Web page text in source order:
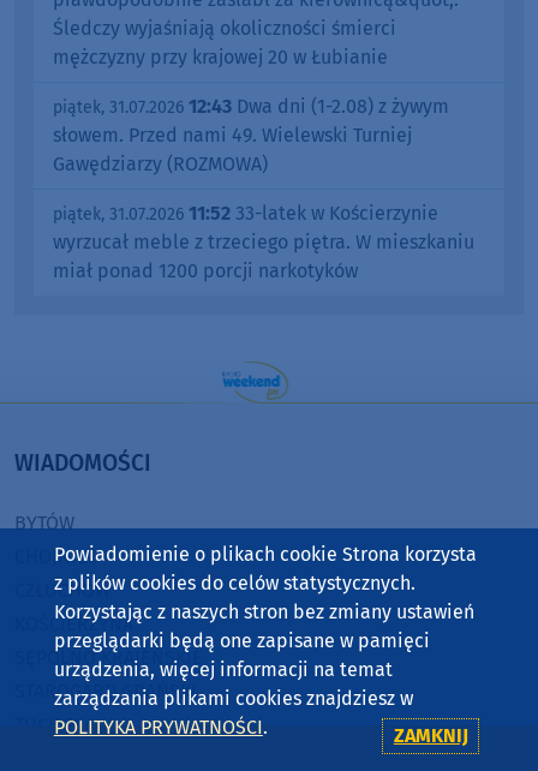
Śledczy wyjaśniają okoliczności śmierci
mężczyzny przy krajowej 20 w Łubianie
piątek, 31.07.2026 12:43 Dwa dni (1-2.08) z żywym
słowem. Przed nami 49. Wielewski Turniej
Gawędziarzy (ROZMOWA)
piątek, 31.07.2026 11:52 33-latek w Kościerzynie
wyrzucał meble z trzeciego piętra. W mieszkaniu
miał ponad 1200 porcji narkotyków
WIADOMOŚCI
BYTÓW
CHOJNICE
CZŁUCHÓW
KOŚCIERZYNA
SĘPÓLNO KRAJEŃSKIE
STAROGARD GDAŃSKI
TUCHOLA
Powiadomienie o plikach cookie Strona korzysta
z plików cookies do celów statystycznych.
Korzystając z naszych stron bez zmiany ustawień
przeglądarki będą one zapisane w pamięci
urządzenia, więcej informacji na temat
zarządzania plikami cookies znajdziesz w
POLITYKA PRYWATNOŚCI. ZAMKNIJ